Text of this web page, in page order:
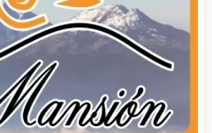
Autos
Equipos para Fiestas